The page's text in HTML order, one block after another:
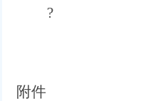
全会精神
庆无障碍环境建设有了新解法
园
知山体隐患
收
?
附件